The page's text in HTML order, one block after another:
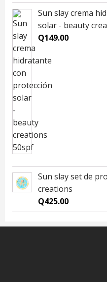
Sun slay crema
solar - beauty
Q149.00
Sun slay set de
creations
Q425.00